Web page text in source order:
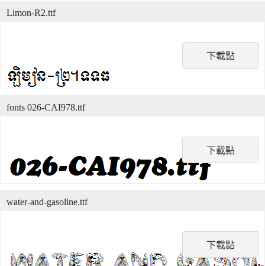
下載點
Limon-R2.ttf
下載點
fonts 026-CAI978.ttf
下載點
water-and-gasoline.ttf